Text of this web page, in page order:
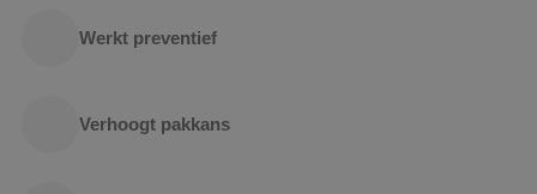
Werkt preventief
Verhoogt pakkans